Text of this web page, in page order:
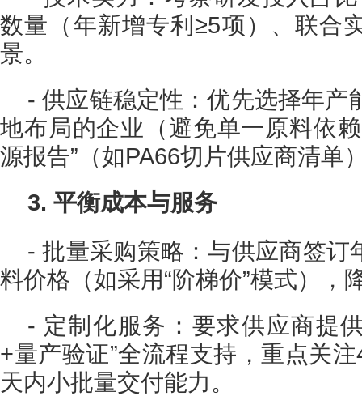
数量（年新增专利≥5项）、联合
景。
- 供应链稳定性：优先选择年产
地布局的企业（避免单一原料依
源报告”（如PA66切片供应商清单
3. 平衡成本与服务
- 批量采购策略：与供应商签订
料价格（如采用“阶梯价”模式），
- 定制化服务：要求供应商提
+量产验证”全流程支持，重点关
天内小批量交付能力。